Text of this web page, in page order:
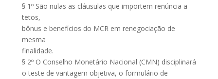
§ 1º São nulas as cláusulas que importem renúncia a
tetos,
bônus e benefícios do MCR em renegociação de
mesma
finalidade.
§ 2º O Conselho Monetário Nacional (CMN) disciplinará
o teste de vantagem objetiva, o formulário de